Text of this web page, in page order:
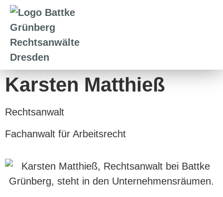
Karsten Matthieß
Rechtsanwalt
Fachanwalt für Arbeitsrecht